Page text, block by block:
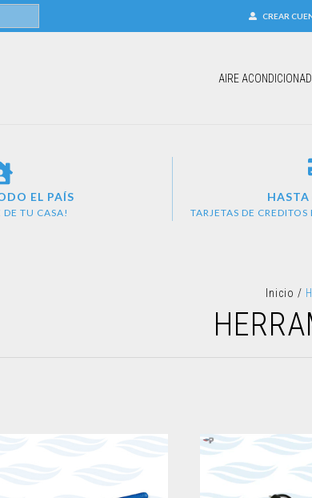
CREAR
AIRE
EL PAÍS
DE TU CASA!
HASTA
TARJETAS DE
Inicio /